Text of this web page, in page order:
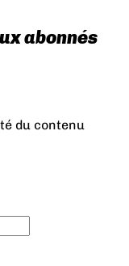
abonnés
du contenu